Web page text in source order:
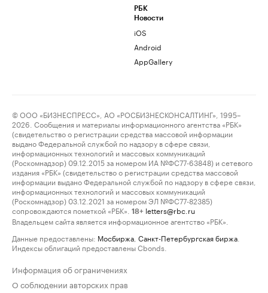
РБК
Новости
iOS
Android
AppGallery
© ООО «БИЗНЕСПРЕСС», АО «РОСБИЗНЕСКОНСАЛТИНГ», 1995–
2026. Сообщения и материалы информационного агентства «РБК»
(свидетельство о регистрации средства массовой информации
выдано Федеральной службой по надзору в сфере связи,
информационных технологий и массовых коммуникаций
(Роскомнадзор) 09.12.2015 за номером ИА №ФС77-63848) и сетевого
издания «РБК» (свидетельство о регистрации средства массовой
информации выдано Федеральной службой по надзору в сфере связи,
информационных технологий и массовых коммуникаций
(Роскомнадзор) 03.12.2021 за номером ЭЛ №ФС77-82385)
сопровождаются пометкой «РБК».
18+ letters@rbc.ru
Владельцем сайта является информационное агентство «РБК».
Данные предоставлены: Мосбиржа Санкт-Петербургская биржа
Индексы облигаций предоставлены Cbonds.
Информация об ограничениях
О соблюдении авторских прав